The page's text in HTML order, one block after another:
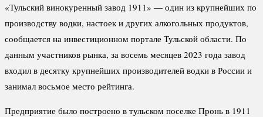
«Тульский винокуренный завод 1911» — один из крупнейших по
производству водки, настоек и других алкогольных продуктов,
сообщается на инвестиционном портале Тульской области. По
данным участников рынка, за восемь месяцев 2023 года завод
входил в десятку крупнейших производителей водки в России и
занимал восьмое место рейтинга.
Предприятие было построено в тульском поселке Пронь в 1911